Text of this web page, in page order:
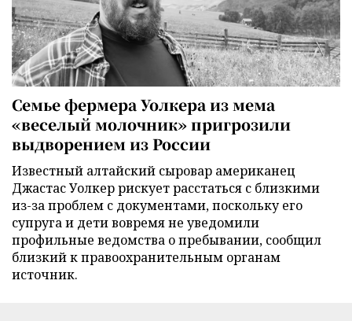
Семье фермера Уолкера из мема
«веселый молочник» пригрозили
выдворением из России
Известный алтайский сыровар американец
Джастас Уолкер рискует расстаться с близкими
из-за проблем с документами, поскольку его
супруга и дети вовремя не уведомили
профильные ведомства о пребывании, сообщил
близкий к правоохранительным органам
источник.